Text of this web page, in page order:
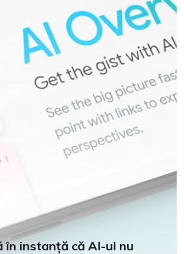
în instanță că AI-ul nu